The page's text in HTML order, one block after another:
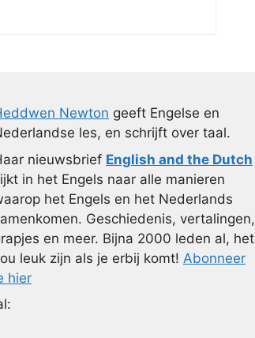
Newton geeft Engelse en
les, en schrijft over taal.
nieuwsbrief English and the Dutch
in het Engels naar alle manieren
het Engels en het Nederlands
Geschiedenis, vertalingen,
en meer. Bijna 2000 leden al, het
leuk zijn als je erbij komt! Abonneer
hier